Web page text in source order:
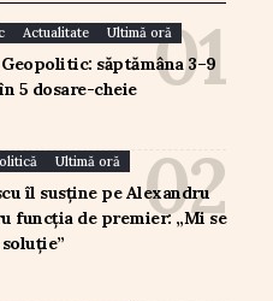
Actualitate Ultimă oră
săptămâna 3–9
5 dosare-cheie
Ultimă oră
îl susține pe Alexandru
funcția de premier: „Mi se